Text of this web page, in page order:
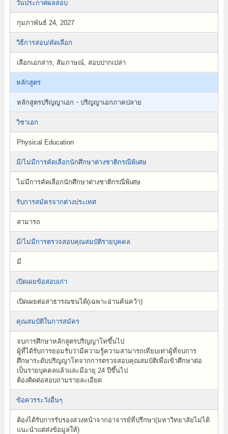
วันประกาศผลสอบ
กุมภาพันธ์ 24, 2027
วิธีการสอบ/คัดเลือก
เลือกเอกสาร, สัมภาษณ์, สอบปากเปล่า
หลักสูตร
หลักสูตรปริญญาเอก・ปริญญาเอกภาคปลาย
วิชาเอก
Physical Education
มี/ไม่มีการคัดเลือกนักศึกษาต่างชาติกรณีพิเศษ
ไม่มีการคัดเลือกนักศึกษาต่างชาติกรณีพิเศษ
รับการสมัครจากต่างประเทศ
สามารถ
มี/ไม่มีการตรวจสอบคุณสมบัติรายบุคคล
มี
เปิดเผยข้อสอบเก่า
เปิดเผยต่อสาธารณชนได้(เฉพาะอ่านค้นคว้า)
คุณสมบัติในการสมัคร
จบการศึกษาหลักสูตรปริญญาโทขึ้นไป
ผู้ที่ได้รับการยอมรับว่ามีความรู้ความสามารถเทียบเท่าผู้ที่จบการ
ศึกษาระดับปริญญาโทจากการตรวจสอบคุณสมบัติเพื่อเข้าศึกษาต่อ
เป็นรายบุคคลแล้วและมีอายุ 24 ปีขึ้นไป
ต้องติดต่อสอบถามรายละเอียด
ข้อควรระวังอื่นๆ
ต้องได้รับการรับรองล่วงหน้าจากอาจารย์ที่ปรึกษา(มหาวิทยาลัยไม่ได้
แนะนำแต่ส่งข้อมูลให้)